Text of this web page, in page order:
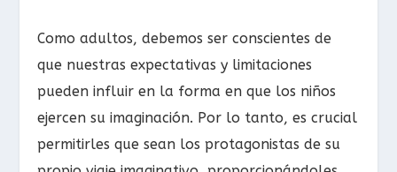
Como adultos, debemos ser conscientes de
que nuestras expectativas y limitaciones
pueden influir en la forma en que los niños
ejercen su imaginación. Por lo tanto, es crucial
permitirles que sean los protagonistas de su